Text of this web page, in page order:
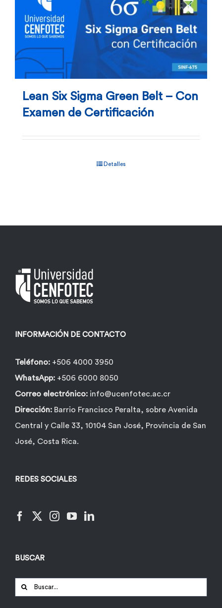
Lean Six Sigma Green Belt – Con
Examen de Certificación
Detalles
INFORMACIÓN DE CONTACTO
Teléfono: +506 4000 3950
WhatsApp: +506 6000 8050
Correo electrónico: info@ucenfotec.ac.cr
Dirección: Barrio Francisco Peralta, sobre Avenida
Central y Calle 33, 10104 San José, Provincia de San
José, Costa Rica.
REDES SOCIALES
BUSCAR
Buscar: